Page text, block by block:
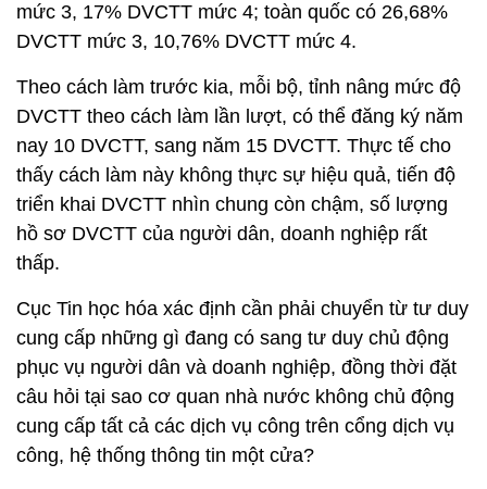
mức 3, 17% DVCTT mức 4; toàn quốc có 26,68%
DVCTT mức 3, 10,76% DVCTT mức 4.
Theo cách làm trước kia, mỗi bộ, tỉnh nâng mức độ
DVCTT theo cách làm lần lượt, có thể đăng ký năm
nay 10 DVCTT, sang năm 15 DVCTT. Thực tế cho
thấy cách làm này không thực sự hiệu quả, tiến độ
triển khai DVCTT nhìn chung còn chậm, số lượng
hồ sơ DVCTT của người dân, doanh nghiệp rất
thấp.
Cục Tin học hóa xác định cần phải chuyển từ tư duy
cung cấp những gì đang có sang tư duy chủ động
phục vụ người dân và doanh nghiệp, đồng thời đặt
câu hỏi tại sao cơ quan nhà nước không chủ động
cung cấp tất cả các dịch vụ công trên cổng dịch vụ
công, hệ thống thông tin một cửa?